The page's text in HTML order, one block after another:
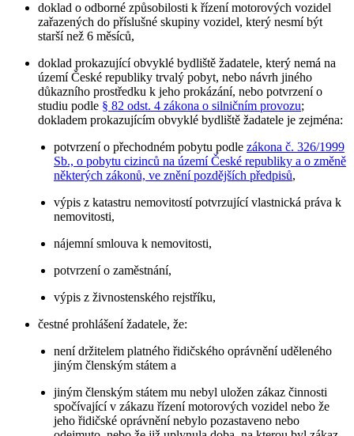
doklad o odborné způsobilosti k řízení motorových vozidel
zařazených do příslušné skupiny vozidel, který nesmí být
starší než 6 měsíců,
doklad prokazující obvyklé bydliště žadatele, který nemá na
území České republiky trvalý pobyt, nebo návrh jiného
důkazního prostředku k jeho prokázání, nebo potvrzení o
studiu podle § 82 odst. 4 zákona o silničním provozu;
dokladem prokazujícím obvyklé bydliště žadatele je zejména:
potvrzení o přechodném pobytu podlezákona č. 326/1999
Sb., o pobytu cizinců na území České republiky a o změně
některých zákonů, ve znění pozdějších předpisů,
výpis z katastru nemovitostí potvrzující vlastnická práva k
nemovitosti,
nájemní smlouva k nemovitosti,
potvrzení o zaměstnání,
výpis z živnostenského rejstříku,
čestné prohlášení žadatele, že:
není držitelem platného řidičského oprávnění uděleného
jiným členským státem a
jiným členským státem mu nebyl uložen zákaz činnosti
spočívající v zákazu řízení motorových vozidel nebo že
jeho řidičské oprávnění nebylo pozastaveno nebo